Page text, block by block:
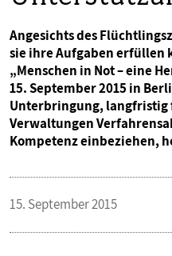
Angesichts des
sie ihre Aufgaben erfüllen
„Menschen in Not – eine
15. September 2015 in
Unterbringung, langfristig
Verwaltungen
Kompetenz einbeziehen,
15. September 2015